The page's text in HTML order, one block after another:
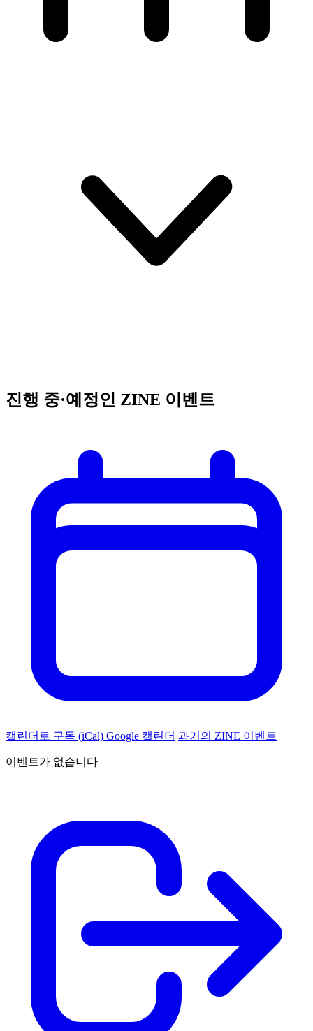
진행 중·예정인 ZINE 이벤트
캘린더로 구독 (iCal) Google 캘린더 과거의 ZINE 이벤트
이벤트가 없습니다